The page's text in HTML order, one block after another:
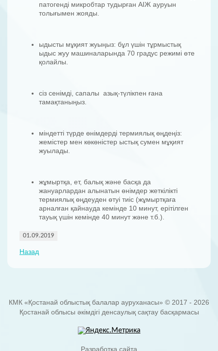
патогенді микробтар тудырған АІЖ ауруын
толығымен жояды.
ыдысты мұқият жуыңыз: бұл үшін тұрмыстық
ыдыс жуу машиналарында 70 градус режимі өте
қолайлы.
сіз сенімді, сапалы азық-түлікпен ғана
тамақтаныңыз.
міндетті түрде өнімдерді термиялық өңдеңіз:
жемістер мен көкөністер ыстық сумен мұқият
жуылады.
жұмыртқа, ет, балық және басқа да
жануарлардан алынатын өнімдер жеткілікті
термиялық өңдеуден өтуі тиіс (жұмыртқаға
арналған қайнауда кемінде 10 минут, ерітілген
тауық үшін кемінде 40 минут және т.б.).
01.09.2019
Назад
КМК «Қостанай облыстық балалар ауруханасы» © 2017 - 2026
Қостанай облысы әкімдігі денсаулық сақтау басқармасы
Разработка сайта